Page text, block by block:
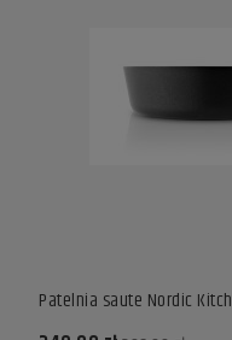
Patelnia saute Nordic